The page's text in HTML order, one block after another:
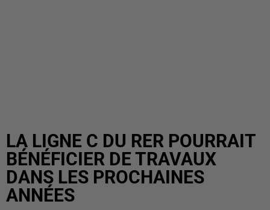
LA LIGNE C DU RER POURRAIT
BÉNÉFICIER DE TRAVAUX
DANS LES PROCHAINES
ANNÉES